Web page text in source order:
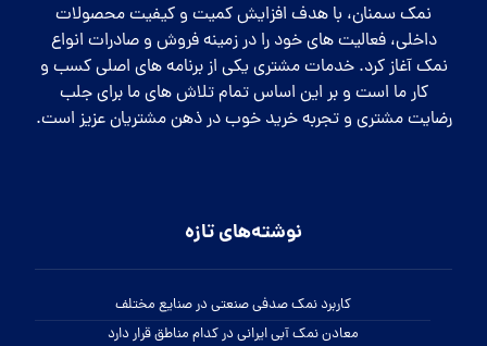
نمک سمنان، با هدف افزایش کمیت و کیفیت محصولات
داخلی، فعالیت های خود را در زمینه فروش و صادرات انواع
نمک آغاز کرد. خدمات مشتری یکی از برنامه های اصلی کسب و
کار ما است و بر این اساس تمام تلاش های ما برای جلب
رضایت مشتری و تجربه خرید خوب در ذهن مشتریان عزیز است.
نوشته‌های تازه
کاربرد نمک صدفی صنعتی در صنایع مختلف
معادن نمک آبی ایرانی در کدام مناطق قرار دارد